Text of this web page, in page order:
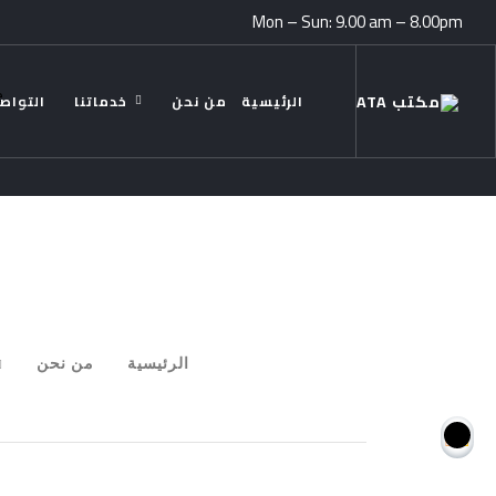
Mon – Sun: 9.00 am – 8.00pm
الرئيسية من نحن خدماتنا
الرئيسية من نحن